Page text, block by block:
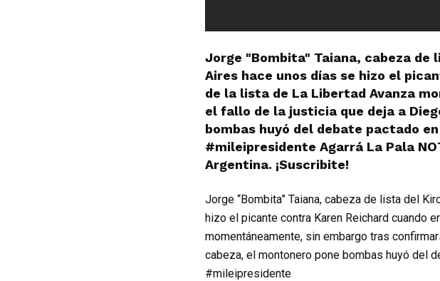
Jorge "Bombita" Taiana, cabeza de
Aires hace unos días se hizo el
de la lista de La Libertad Avanza
el fallo de la justicia que deja a
bombas huyó del debate pactado
#mileipresidente Agarrá La Pala
Argentina. ¡Suscribite!
Jorge “Bombita” Taiana, cabeza de lista del
hizo el picante contra Karen Reichard cuando
momentáneamente, sin embargo tras
cabeza, el montonero pone bombas huyó del
#mileipresidente